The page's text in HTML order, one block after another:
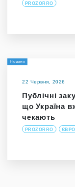
PROZORRO
Новини
22 Червня, 2026
Публічні
що Україна
чекають
PROZORRO